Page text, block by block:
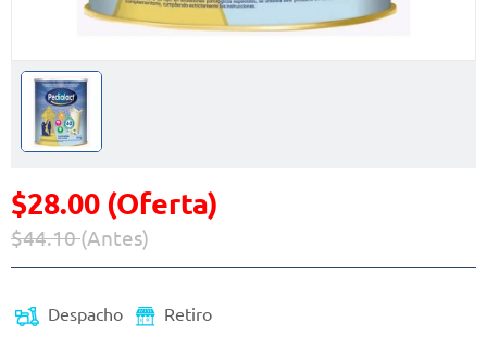
$28.00 (Oferta)
Precio reducido de
$44.10(Antes)
Despacho Retiro